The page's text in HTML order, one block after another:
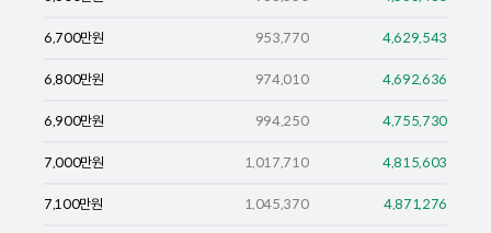
6,700만원 953,770 4,629,543
6,800만원 974,010 4,692,636
6,900만원 994,250 4,755,730
7,000만원 1,017,710 4,815,603
7,100만원 1,045,370 4,871,276